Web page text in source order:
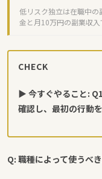
低リスク独立は在職中
金と月10万円の副業収
CHECK
▶ 今すぐやること:
確認し、最初の行動
Q: 職種によって使うべ